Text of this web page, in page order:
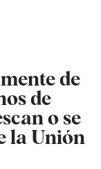
de
de
o se
la Unión